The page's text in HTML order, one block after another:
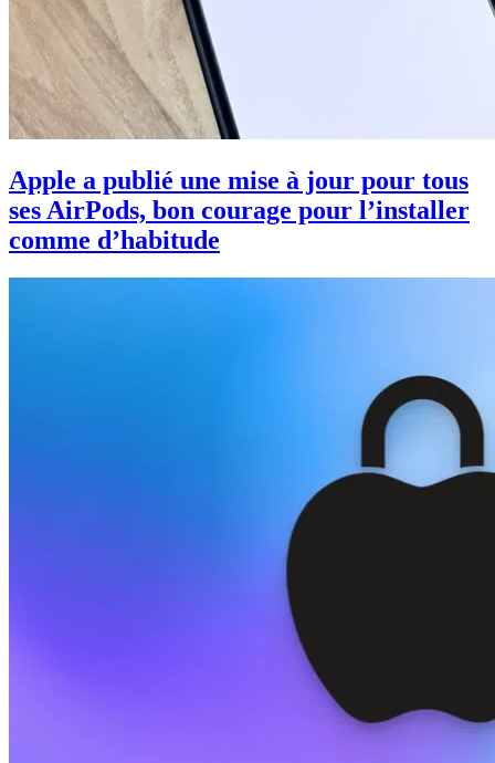
Apple a publié une mise à jour pour tous
ses AirPods, bon courage pour l’installer
comme d’habitude